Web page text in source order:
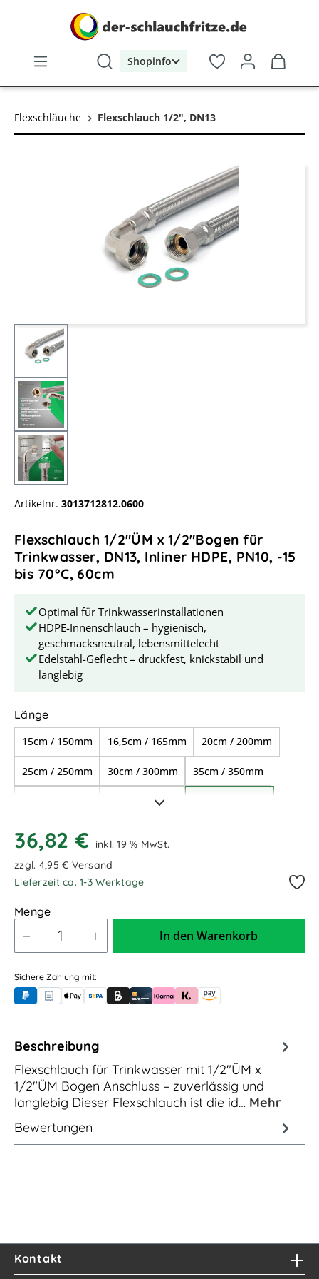
Shopinfo
Flexschläuche Flexschlauch 1/2", DN13
Artikelnr. 3013712812.0600
Flexschlauch 1/2"ÜM x 1/2"Bogen für
Trinkwasser, DN13, Inliner HDPE, PN10, -15
bis 70°C, 60cm
Optimal für Trinkwasserinstallationen
HDPE-Innenschlauch – hygienisch,
geschmacksneutral, lebensmittelecht
Edelstahl-Geflecht – druckfest, knickstabil und
langlebig
Längeauswählen
15cm / 150mm 16,5cm / 165mm 20cm / 200mm
25cm / 250mm 30cm / 300mm 35cm / 350mm
50cm / 500mm
70cm / 700mm
1,00m / 1.000mm
1,20m / 1.200mm 1,30m / 1.300mm
1,50m / 1.500mm 1,60m / 1.600mm
2,30m / 2.300mm
3,00m / 3.000mm 4,00m / 4.000mm
36,82 €
inkl. 19 % MwSt.
zzgl. 4,95 € Versand
Lieferzeit ca. 1-3 Werktage
Menge
In den Warenkorb
Sichere Zahlung mit:
PayPalRechnungskauf (für Behörden)
Apple PayBanküberweisung (vorab)
Rechnungskauf (Billie)
Kreditkarte
Rechnung oder Ratenkauf (Klarna)
Sofortüberweisung (Klarna)
Amazon Pay
Beschreibung
Flexschlauch für Trinkwasser mit 1/2"ÜM x
1/2"ÜM Bogen Anschluss – zuverlässig und
langlebig Dieser Flexschlauch ist die id… Mehr
Bewertungen
Kontakt